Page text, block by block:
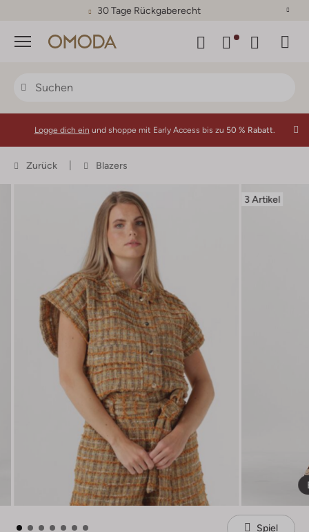
30 Tage Rückgaberecht
Menü
Logge dich ein und shoppe mit Early Access bis zu 50 % Rabatt.
Zurück Blazers
3 Artikel
Spiel